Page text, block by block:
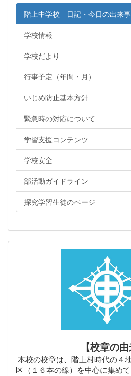
階上中学校 日記・今日の出来事
学校情報
学校だより
行事予定（年間・月）
いじめ防止基本方針
緊急時の対応について
学習支援コンテンツ
学校安全
部活動ガイドライン
探究学習生徒のページ
【校章の由
本校の校章は、階上村時代の４
区（１６本の線）を中心に集め